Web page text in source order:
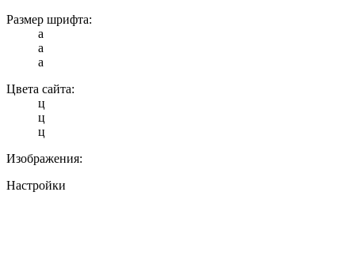
Размер шрифта:
a
a
a
Цвета сайта:
ц
ц
ц
Изображения:
Настройки